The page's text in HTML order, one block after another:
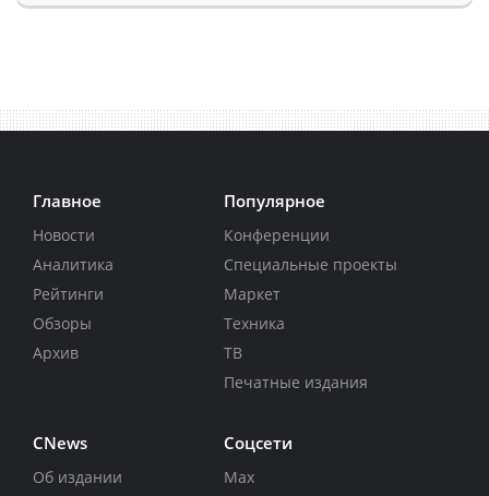
Главное
Новости
Аналитика
Рейтинги
Обзоры
Архив
Популярное
Конференции
Специальные проекты
Маркет
Техника
ТВ
Печатные издания
CNews
Об издании
Соцсети
Max